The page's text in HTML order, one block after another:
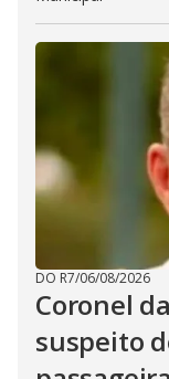
DO R7/06/08/2026
Coronel
suspeito